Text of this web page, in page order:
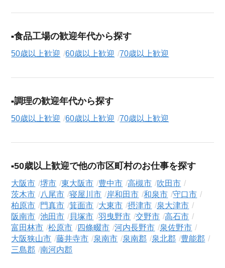
食品工場の歓迎年代から探す
50歳以上歓迎 60歳以上歓迎 70歳以上歓迎
調理の歓迎年代から探す
50歳以上歓迎 60歳以上歓迎 70歳以上歓迎
50歳以上歓迎で他の市区町村のお仕事を探す
大阪市 堺市 東大阪市 豊中市 高槻市
吹田市
茨木市
八尾市 寝屋川市 岸和田市 和泉市
守口市
柏原市
門真市 箕面市 大東市 摂津市
泉大津市
阪南市
池田市 貝塚市 羽曳野市 交野市
高石市
富田林市
松原市 四條畷市 河内長野市
泉佐野市
大阪狭山市
藤井寺市 泉南市 泉南郡 泉北郡
豊能郡
三島郡
南河内郡